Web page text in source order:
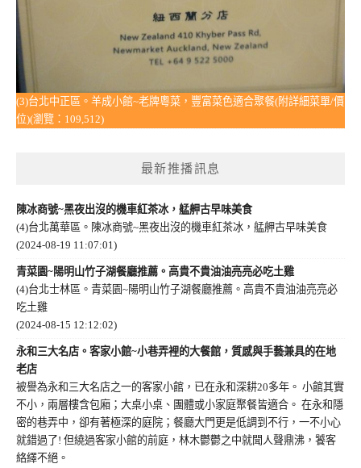
(3)台北中正區。羊成小館~老牌粵菜，豐富菜色適合聚餐(附詳細菜單/價
位)(瀏覽：109,512)
最新推播訊息
陳冰商號~黑夜出沒的機車紅茶冰，艋舺古早味美食
(4)台北萬華區。陳冰商號~黑夜出沒的機車紅茶冰，艋舺古早味美食
(2024-08-19 11:07:01)
青菜園~陽明山竹子湖餐廳推薦。高貴不貴油油亮亮必吃土雞
(4)台北士林區。青菜園~陽明山竹子湖餐廳推薦。高貴不貴油油亮亮必
吃土雞
(2024-08-15 12:12:02)
永和三大名店。客家小館~小巷弄裡的大餐館，質感與手藝兼具的在地
老店
被譽為永和三大名店之一的客家小館，已在永和深耕20多年。 小館其實
不小，兩層樓含包廂；大桌小桌、團體或小家庭聚餐皆適合。 在永和隱
密的巷弄中，卻有著極深的庭院；餐廳大門更是低調到不行，一不小心
就錯過了! 但繞過客家小館的前庭，林木鬱鬱之中就聞人聲鼎沸，饕客
絡繹不絕。